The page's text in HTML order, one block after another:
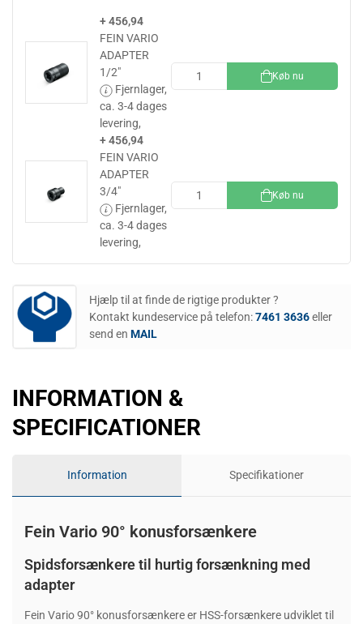
+ 456,94
FEIN VARIO
ADAPTER
1/2"
Fjernlager,
ca. 3-4 dages
levering,
Køb nu
+ 456,94
FEIN VARIO
ADAPTER
3/4"
Fjernlager,
ca. 3-4 dages
levering,
Køb nu
Hjælp til at finde de rigtige produkter ?
Kontakt kundeservice på telefon:7461 3636eller
send en MAIL
INFORMATION &
SPECIFICATIONER
Information Specifikationer
Fein Vario 90° konusforsænkere
Spidsforsænkere til hurtig forsænkning med
adapter
Fein Vario 90° konusforsænkere er HSS-forsænkere udviklet til